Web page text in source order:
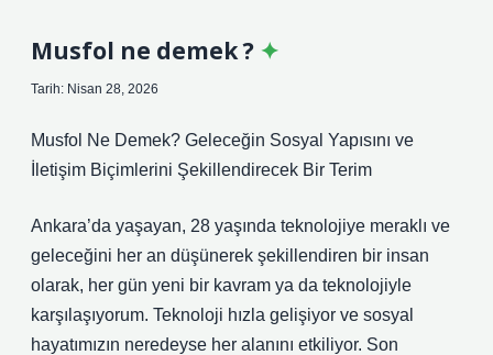
Musfol ne demek ?
Tarih: Nisan 28, 2026
Musfol Ne Demek? Geleceğin Sosyal Yapısını ve
İletişim Biçimlerini Şekillendirecek Bir Terim
Ankara’da yaşayan, 28 yaşında teknolojiye meraklı ve
geleceğini her an düşünerek şekillendiren bir insan
olarak, her gün yeni bir kavram ya da teknolojiyle
karşılaşıyorum. Teknoloji hızla gelişiyor ve sosyal
hayatımızın neredeyse her alanını etkiliyor. Son